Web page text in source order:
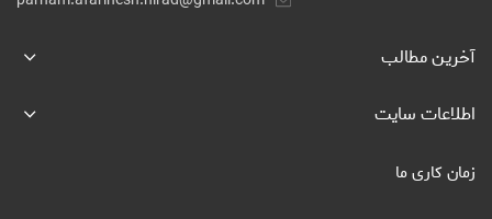
آخرین مطالب
اطلاعات سایت
زمان کاری ما